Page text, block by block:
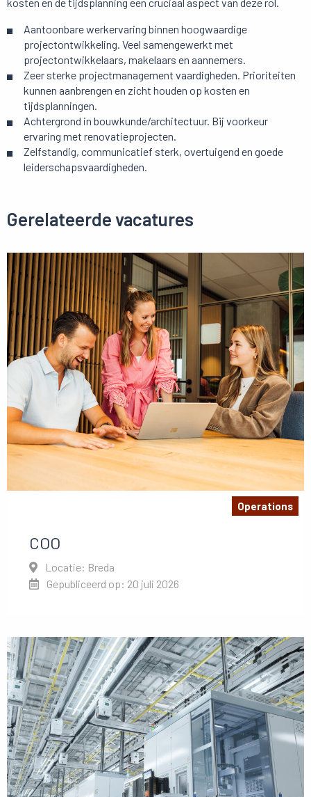
Aantoonbare werkervaring binnen hoogwaardige
projectontwikkeling. Veel samengewerkt met
projectontwikkelaars, makelaars en aannemers.
Zeer sterke projectmanagement vaardigheden. Prioriteiten
kunnen aanbrengen en zicht houden op kosten en
tijdsplanningen.
Achtergrond in bouwkunde/architectuur. Bij voorkeur
ervaring met renovatieprojecten.
Zelfstandig, communicatief sterk, overtuigend en goede
leiderschapsvaardigheden.
Gerelateerde vacatures
Operations
COO
Locatie: Breda
Gepubliceerd op: 20 juli 2026